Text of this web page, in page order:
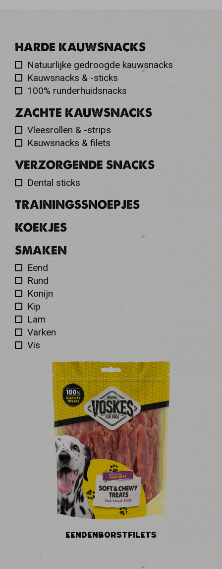
HARDE KAUWSNACKS
Natuurlijke gedroogde kauwsnacks
Kauwsnacks & -sticks
100% runderhuidsnacks
ZACHTE KAUWSNACKS
Vleesrollen & -strips
Kauwsnacks & filets
VERZORGENDE SNACKS
Dental sticks
TRAININGSSNOEPJES
KOEKJES
SMAKEN
Eend
Rund
Konijn
Kip
Lam
Varken
Vis
EENDENBORSTFILETS